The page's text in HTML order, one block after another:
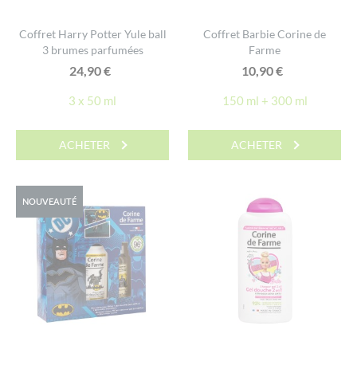
Coffret Harry Potter Yule ball
3 brumes parfumées
24,90€
3 x 50 ml
ACHETER
Coffret Barbie Corine de
Farme
10,90€
150 ml + 300 ml
ACHETER
NOUVEAUTÉ